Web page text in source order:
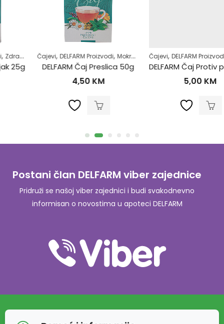
Čajevi DELFARM Proizvodi, Mokraćni sistem , Samoliječenje,Zdrav život
DELFARM Čaj Preslica 50g
KM
Čajevi DELFARM Proizvodi, Povišene masnoće u krvi
DELFARM Čaj Protiv povišenih masnoća 50g
KM
Postani član DELFARM viber zajednice
Pridruži se našoj viber zajednici i budi svakodnevno
informisan o novostima u apoteci DELFARM